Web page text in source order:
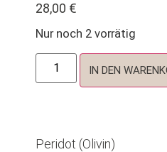
28,00 €
Nur noch 2 vorrätig
IN DEN
Peridot (Olivin)